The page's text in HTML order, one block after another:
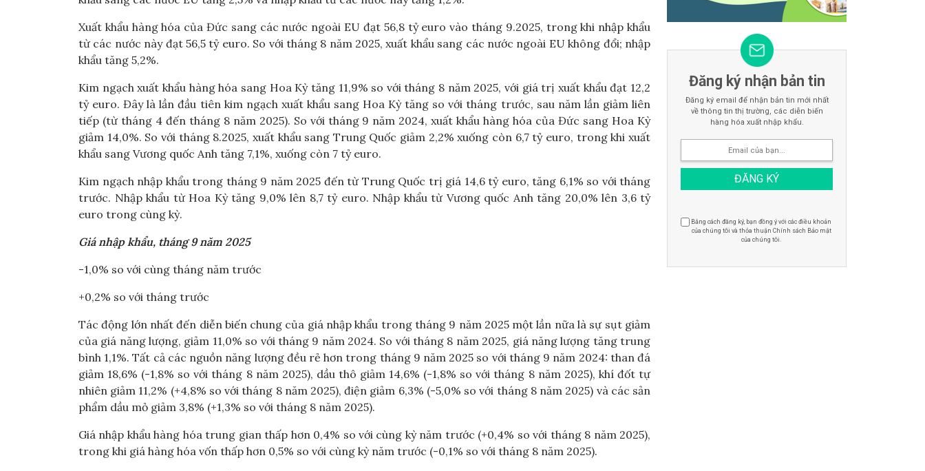
Xuất khẩu hàng hóa của Đức sang các nước ngoài EU đạt 56,8 tỷ euro vào tháng 9.2025, trong khi nhập khẩu
từ các nước này đạt 56,5 tỷ euro. So với tháng 8 năm 2025, xuất khẩu sang các nước ngoài EU không đổi; nhập
khẩu tăng 5,2%.
Kim ngạch xuất khẩu hàng hóa sang Hoa Kỳ tăng 11,9% so với tháng 8 năm 2025, với giá trị xuất khẩu đạt 12,2
tỷ euro. Đây là lần đầu tiên kim ngạch xuất khẩu sang Hoa Kỳ tăng so với tháng trước, sau năm lần giảm liên
tiếp (từ tháng 4 đến tháng 8 năm 2025). So với tháng 9 năm 2024, xuất khẩu hàng hóa của Đức sang Hoa Kỳ
giảm 14,0%. So với tháng 8.2025, xuất khẩu sang Trung Quốc giảm 2,2% xuống còn 6,7 tỷ euro, trong khi xuất
khẩu sang Vương quốc Anh tăng 7,1%, xuống còn 7 tỷ euro.
Kim ngạch nhập khẩu trong tháng 9 năm 2025 đến từ Trung Quốc trị giá 14,6 tỷ euro, tăng 6,1% so với tháng
trước. Nhập khẩu từ Hoa Kỳ tăng 9,0% lên 8,7 tỷ euro. Nhập khẩu từ Vương quốc Anh tăng 20,0% lên 3,6 tỷ
euro trong cùng kỳ.
Giá nhập khẩu, tháng 9 năm 2025
-1,0% so với cùng tháng năm trước
+0,2% so với tháng trước
Tác động lớn nhất đến diễn biến chung của giá nhập khẩu trong tháng 9 năm 2025 một lần nữa là sự sụt giảm
của giá năng lượng, giảm 11,0% so với tháng 9 năm 2024. So với tháng 8 năm 2025, giá năng lượng tăng trung
bình 1,1%. Tất cả các nguồn năng lượng đều rẻ hơn trong tháng 9 năm 2025 so với tháng 9 năm 2024: than đá
giảm 18,6% (-1,8% so với tháng 8 năm 2025), dầu thô giảm 14,6% (-1,8% so với tháng 8 năm 2025), khí đốt tự
nhiên giảm 11,2% (+4,8% so với tháng 8 năm 2025), điện giảm 6,3% (-5,0% so với tháng 8 năm 2025) và các sản
phẩm dầu mỏ giảm 3,8% (+1,3% so với tháng 8 năm 2025).
Giá nhập khẩu hàng hóa trung gian thấp hơn 0,4% so với cùng kỳ năm trước (+0,4% so với tháng 8 năm 2025),
trong khi giá hàng hóa vốn thấp hơn 0,5% so với cùng kỳ năm trước (-0,1% so với tháng 8 năm 2025).
Đăng ký nhận bản tin
Đăng ký email để nhận bản tin mới nhất
về thông tin thị trường, các diễn biến
hàng hóa xuất nhập khẩu.
Bằng cách đăng ký, bạn đồng ý với các điều khoản
của chúng tôi và thỏa thuận Chính sách Bảo mật
của chúng tôi.